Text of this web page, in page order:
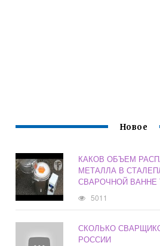
Новое
КАКОВ ОБЪЕМ
МЕТАЛЛА В
СВАРОЧНОЙ ВАННЕ
5011
СКОЛЬКО
РОССИИ